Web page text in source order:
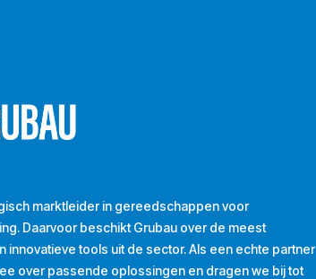
marktleider in gereedschappen voor
Daarvoor beschikt Grubau over de meest
innovatieve tools uit de sector. Als een echte partner
over passende oplossingen en dragen we bij tot